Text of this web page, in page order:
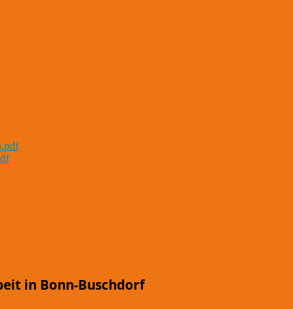
in Bonn-Buschdorf